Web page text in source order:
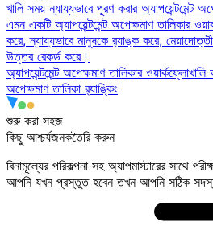
খালি সময় ন্যায্যভাবে পূরণ করার অ্যাপয়েন্টমেন্ট
এমন একটি অ্যাপয়েন্টমেন্ট অপেক্ষমাণ তালিকার
করে, ন্যায্যভাবে মানুষকে র‍্যাঙ্ক করে,
উত্তর রেকর্ড করে।
অ্যাপয়েন্টমেন্ট অপেক্ষমাণ তালিকার ওয়ার্কফ্লোখালি
অপেক্ষমাণ তালিকা র‍্যাঙ্কিং
শুরু করা সহজ
কিছু আশ্চর্যজনকতৈরি করুন
বিনামূল্যের পরিকল্পনা সহ অ্যাপমাস্টারের সাথে
আপনি যখন প্রস্তুত হবেন তখন আপনি সঠিক